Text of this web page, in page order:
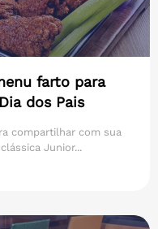
farto para
dos Pais
compartilhar com sua
Junior...